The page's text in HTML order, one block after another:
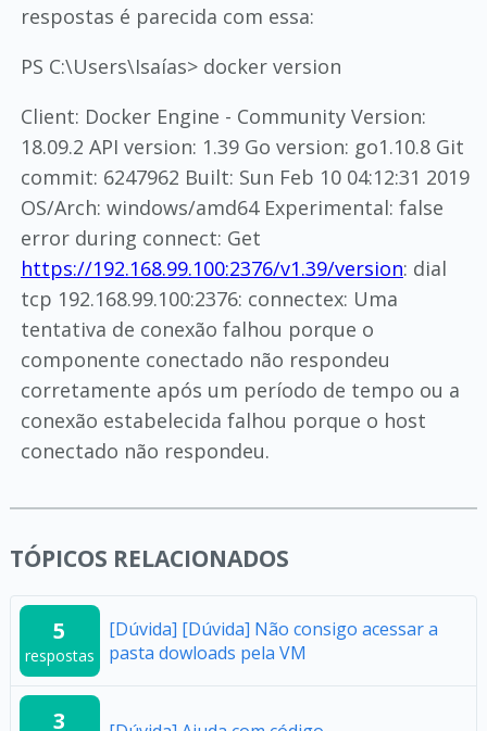
respostas é parecida com essa:
PS C:\Users\Isaías> docker version
Client: Docker Engine - Community Version:
18.09.2 API version: 1.39 Go version: go1.10.8 Git
commit: 6247962 Built: Sun Feb 10 04:12:31 2019
OS/Arch: windows/amd64 Experimental: false
error during connect: Get
https://192.168.99.100:2376/v1.39/version: dial
tcp 192.168.99.100:2376: connectex: Uma
tentativa de conexão falhou porque o
componente conectado não respondeu
corretamente após um período de tempo ou a
conexão estabelecida falhou porque o host
conectado não respondeu.
TÓPICOS RELACIONADOS
5
respostas
[Dúvida] [Dúvida] Não consigo acessar a
pasta dowloads pela VM
3